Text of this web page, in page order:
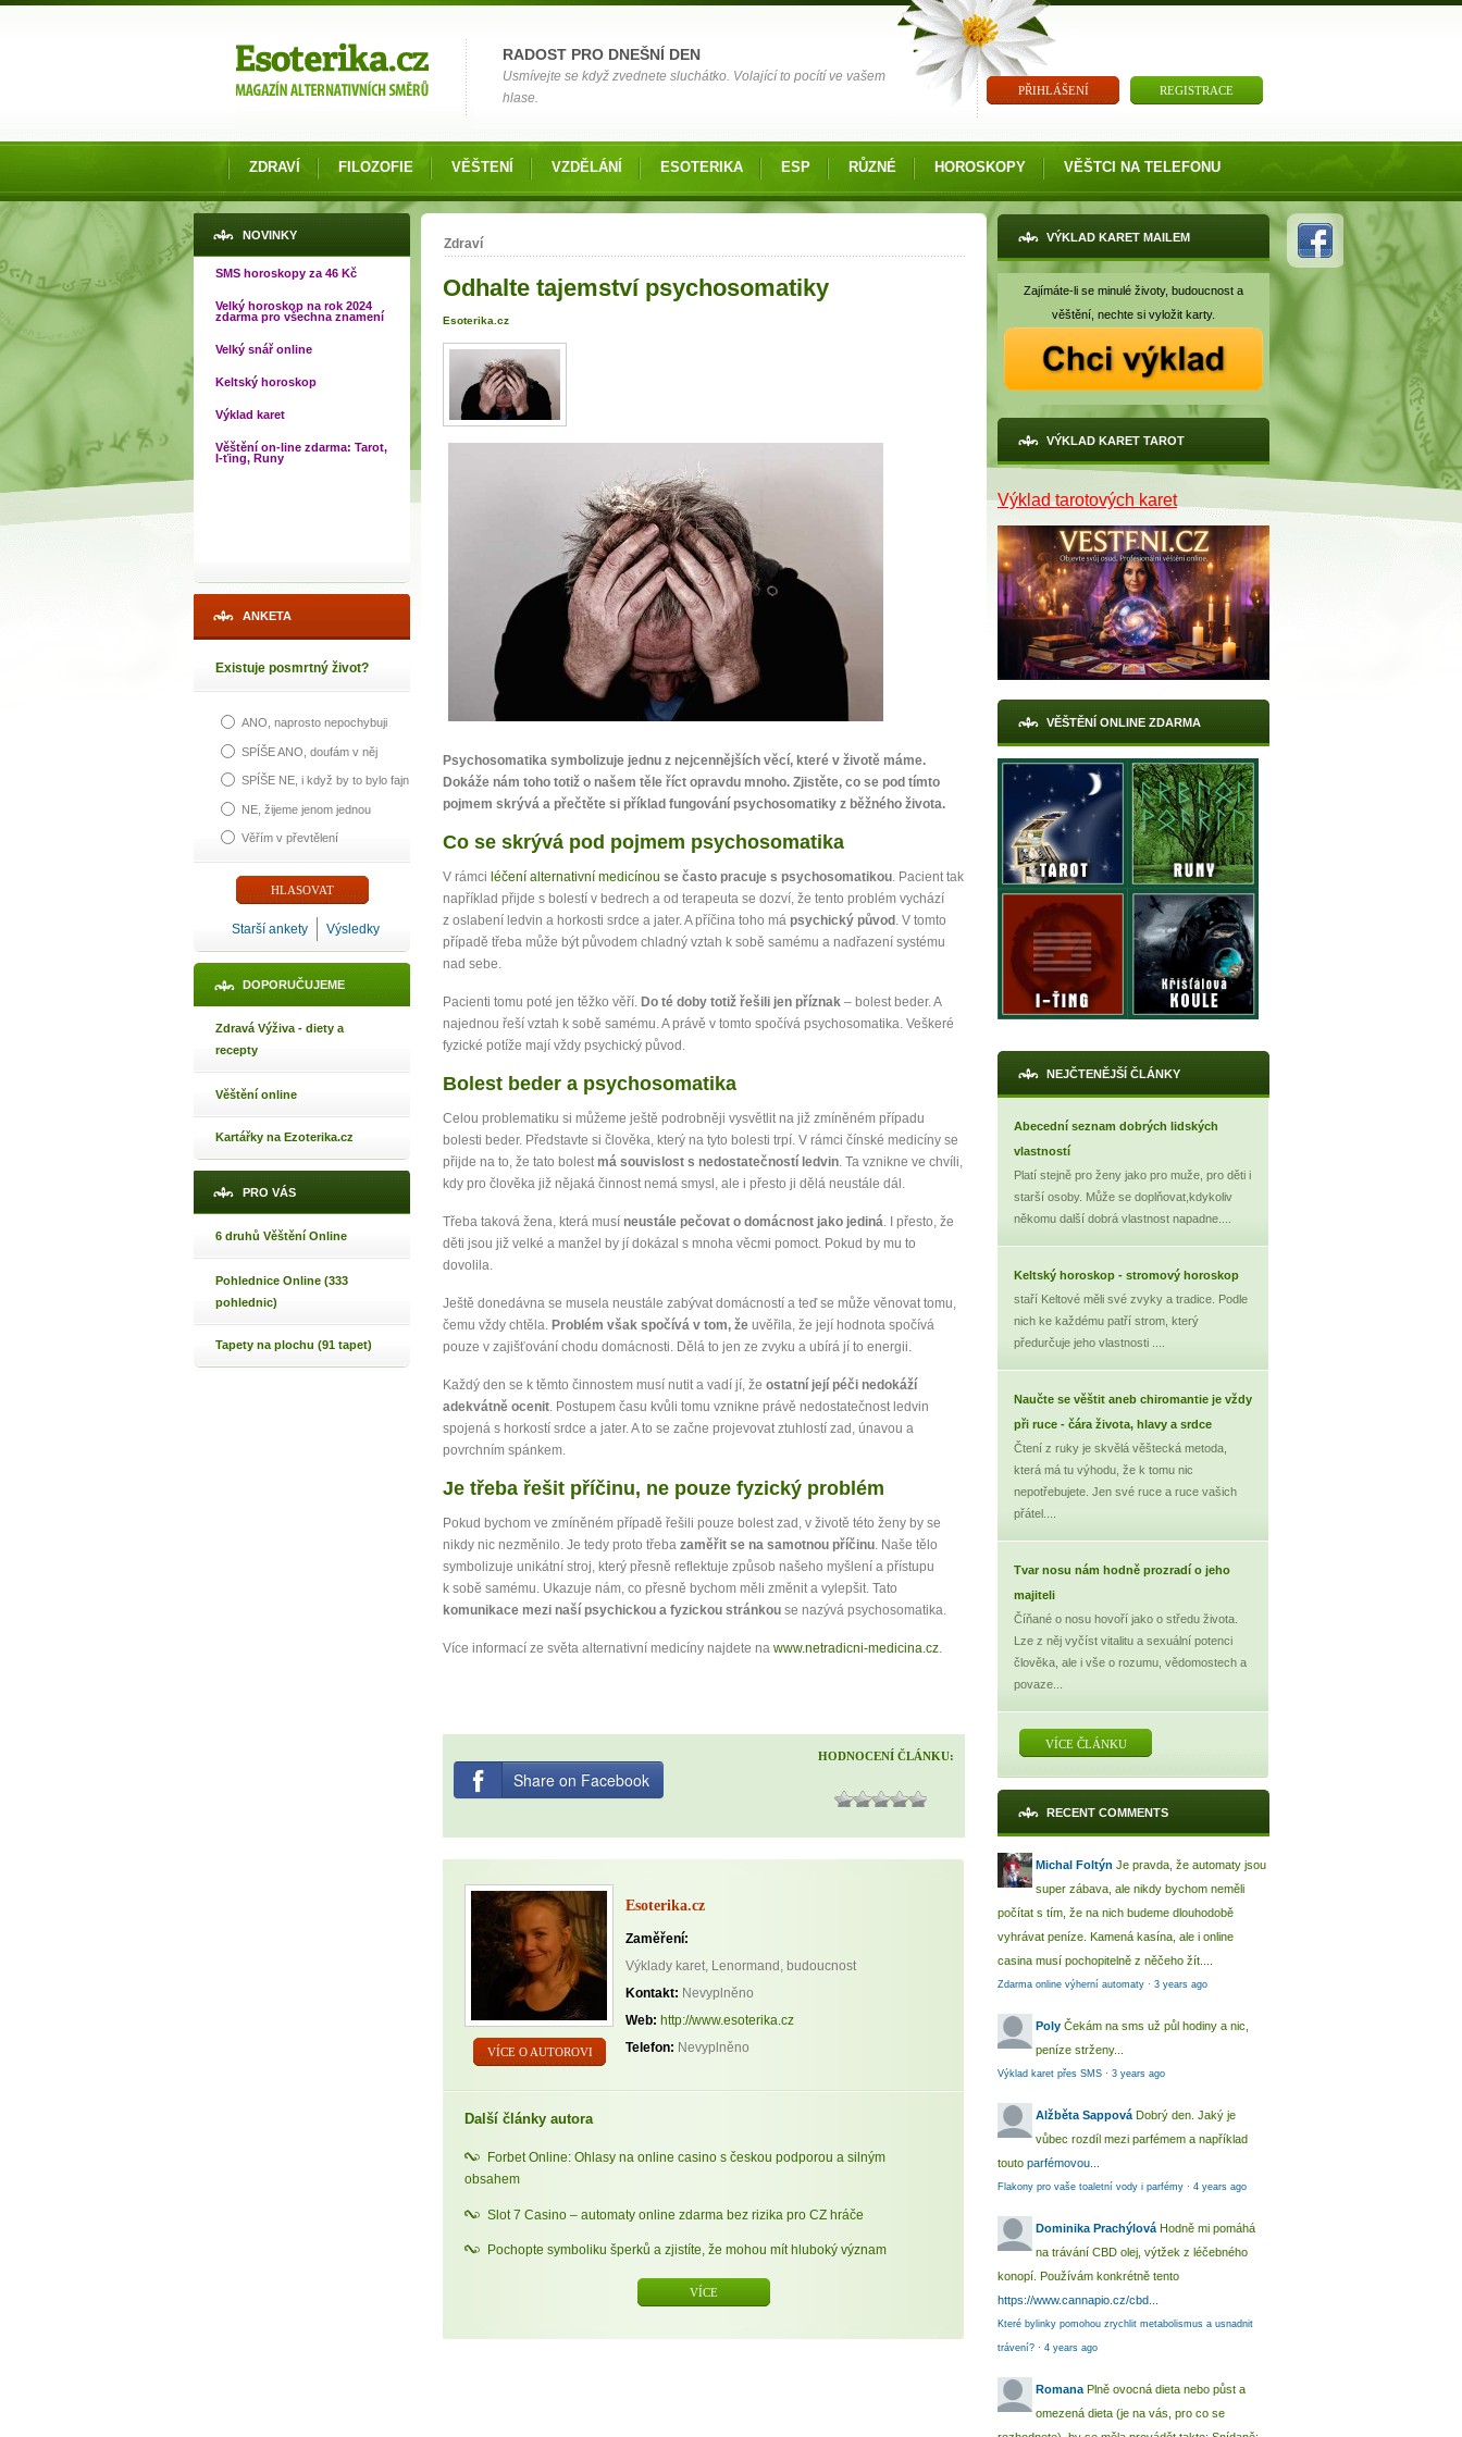
10 tipů pro zdravý a
plnohodnotný život
... všechny tipy zdarma.
Máte pocit, že jste unaveni hned jak ráno vstanete?
Nemusí to tak být - ZJISTĚTE ZDARMA!
Jak vnést do života rovnováhu
Jak být šťastnější
Nenávidíme spam stejně jako vy
X
RADOST PRO DNEŠNÍ DEN
Usmívejte se když zvednete sluchátko. Volající to pocítí ve vašem
hlase.
PŘIHLÁŠENÍ REGISTRACE
ZDRAVÍ FILOZOFIE VĚŠTENÍ VZDĚLÁNÍ ESOTERIKA ESP RŮZNÉ HOROSKOPY VĚŠTCI NA TELEFONU
NOVINKY
SMS horoskopy za 46 Kč
Velký horoskop na rok 2024
zdarma pro všechna znamení
Velký snář online
Keltský horoskop
Výklad karet
Věštění on-line zdarma: Tarot,
I-ťing, Runy
ANKETA
Existuje posmrtný život?
ANO, naprosto nepochybuji
SPÍŠE ANO, doufám v něj
SPÍŠE NE, i když by to bylo fajn
NE, žijeme jenom jednou
Věřím v převtělení
Starší ankety Výsledky
DOPORUČUJEME
Zdravá Výživa - diety a
recepty
Věštění online
Kartářky na Ezoterika.cz
PRO VÁS
6 druhů Věštění Online
Pohlednice Online (333
pohlednic)
Tapety na plochu (91 tapet)
Jste zde
Zdraví
Odhalte tajemství psychosomatiky
Esoterika.cz
Psychosomatika symbolizuje jednu z nejcennějších věcí, které v životě máme.
Dokáže nám toho totiž o našem těle říct opravdu mnoho. Zjistěte, co se pod tímto
pojmem skrývá a přečtěte si příklad fungování psychosomatiky z běžného života.
Co se skrývá pod pojmem psychosomatika
V rámci léčení alternativní medicínou se často pracuje s psychosomatikou. Pacient tak
například přijde s bolestí v bedrech a od terapeuta se dozví, že tento problém vychází
z oslabení ledvin a horkosti srdce a jater. A příčina toho má psychický původ . V tomto
případě třeba může být původem chladný vztah k sobě samému a nadřazení systému
nad sebe.
Pacienti tomu poté jen těžko věří. Do té doby totiž řešili jen příznak – bolest beder. A
najednou řeší vztah k sobě samému. A právě v tomto spočívá psychosomatika. Veškeré
fyzické potíže mají vždy psychický původ.
Bolest beder a psychosomatika
Celou problematiku si můžeme ještě podrobněji vysvětlit na již zmíněném případu
bolesti beder. Představte si člověka, který na tyto bolesti trpí. V rámci čínské medicíny se
přijde na to, že tato bolestmá souvislost s nedostatečností ledvin. Ta vznikne ve chvíli,
kdy pro člověka již nějaká činnost nemá smysl, ale i přesto ji dělá neustále dál.
Třeba taková žena, která musí neustále pečovat o domácnost jako jediná. I přesto, že
děti jsou již velké a manžel by jí dokázal s mnoha věcmi pomoct. Pokud by mu to
dovolila.
Ještě donedávna se musela neustále zabývat domácností a teď se může věnovat tomu,
čemu vždy chtěla. Problém však spočívá v tom, že uvěřila, že její hodnota spočívá
pouze v zajišťování chodu domácnosti. Dělá to jen ze zvyku a ubírá jí to energii.
Každý den se k těmto činnostem musí nutit a vadí jí, že ostatní její péči nedokáží
adekvátně ocenit. Postupem času kvůli tomu vznikne právě nedostatečnost ledvin
spojená s horkostí srdce a jater. A to se začne projevovat ztuhlostí zad, únavou a
povrchním spánkem.
Je třeba řešit příčinu, ne pouze fyzický problém
Pokud bychom ve zmíněném případě řešili pouze bolest zad, v životě této ženy by se
nikdy nic nezměnilo. Je tedy proto třeba zaměřit se na samotnou příčinu. Naše tělo
symbolizuje unikátní stroj, který přesně reflektuje způsob našeho myšlení a přístupu
k sobě samému. Ukazuje nám, co přesně bychom měli změnit a vylepšit. Tato
komunikace mezi naší psychickou a fyzickou stránkou se nazývá psychosomatika.
Více informací ze světa alternativní medicíny najdete na www.netradicni-medicina.cz.
HODNOCENÍ ČLÁNKU:
Share on Facebook
VÍCE O AUTOROVI
Esoterika.cz
Zaměření:
Výklady karet, Lenormand, budoucnost
Kontakt: Nevyplněno
Web: http://www.esoterika.cz
Telefon: Nevyplněno
Další články autora
Forbet Online: Ohlasy na online casino s českou podporou a silným
obsahem
Slot 7 Casino – automaty online zdarma bez rizika pro CZ hráče
Pochopte symboliku šperků a zjistíte, že mohou mít hluboký význam
VÍCE
VÝKLAD KARET MAILEM
Zajímáte-li se minulé životy, budoucnost a
věštění, nechte si vyložit karty.
VÝKLAD KARET TAROT
Výklad tarotových karet
VĚŠTĚNÍ ONLINE ZDARMA
NEJČTENĚJŠÍ ČLÁNKY
Abecední seznam dobrých lidských
vlastností
Platí stejně pro ženy jako pro muže, pro děti i
starší osoby. Může se doplňovat,kdykoliv
někomu další dobrá vlastnost napadne....
Keltský horoskop - stromový horoskop
staří Keltové měli své zvyky a tradice. Podle
nich ke každému patří strom, který
předurčuje jeho vlastnosti ....
Naučte se věštit aneb chiromantie je vždy
při ruce - čára života, hlavy a srdce
Čtení z ruky je skvělá věštecká metoda,
která má tu výhodu, že k tomu nic
nepotřebujete. Jen své ruce a ruce vašich
přátel....
Tvar nosu nám hodně prozradí o jeho
majiteli
Číňané o nosu hovoří jako o středu života.
Lze z něj vyčíst vitalitu a sexuální potenci
člověka, ale i vše o rozumu, vědomostech a
povaze...
VÍCE ČLÁNKU
RECENT COMMENTS
Michal Foltýn Je pravda, že automaty jsou
super zábava, ale nikdy bychom neměli
počítat s tím, že na nich budeme dlouhodobě
vyhrávat peníze. Kamená kasína, ale i online
casina musí pochopitelně z něčeho žít....
Zdarma online výherní automaty · 3 years ago
Poly Čekám na sms už půl hodiny a nic,
peníze strženy...
Výklad karet přes SMS · 3 years ago
Alžběta Sappová Dobrý den. Jaký je
vůbec rozdíl mezi parfémem a například
touto parfémovou...
Flakony pro vaše toaletní vody i parfémy · 4 years ago
Dominika Prachýlová Hodně mi pomáhá
na trávání CBD olej, výtžek z léčebného
konopí. Používám konkrétně tento
https://www.cannapio.cz/cbd...
Které bylinky pomohou zrychlit metabolismus a usnadnit
trávení? · 4 years ago
Romana Plně ovocná dieta nebo půst a
omezená dieta (je na vás, pro co se